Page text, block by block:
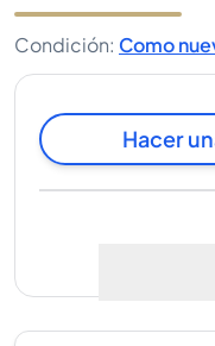
Condición: Como
Hacer